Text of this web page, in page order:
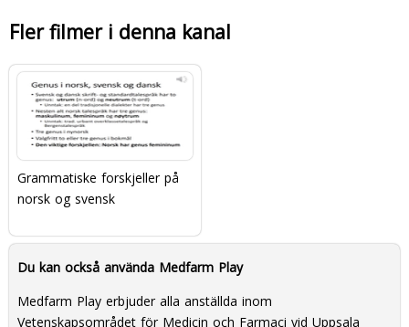
Fler filmer i denna kanal
Grammatiske forskjeller på
norsk og svensk
Du kan också använda Medfarm Play
Medfarm Play erbjuder alla anställda inom
Vetenskapsområdet för Medicin och Farmaci vid Uppsala